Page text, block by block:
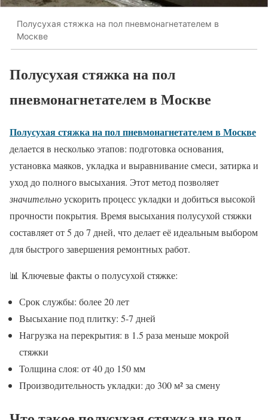
Полусухая стяжка на пол пневмонагнетателем в
Москве
Полусухая стяжка на пол
пневмонагнетателем в Москве
Полусухая стяжка на пол пневмонагнетателем в Москве
делается в несколько этапов: подготовка основания,
установка маяков, укладка и выравнивание смеси, затирка и
уход до полного высыхания. Этот метод позволяет
значительноускорить процесс укладки и добиться высокой
прочности покрытия. Время высыхания полусухой стяжки
составляет от 5 до 7 дней, что делает её идеальным выбором
для быстрого завершения ремонтных работ.
📊 Ключевые факты о полусухой стяжке:
Срок службы: более 20 лет
Высыхание под плитку: 5-7 дней
Нагрузка на перекрытия: в 1.5 раза меньше мокрой
стяжки
Толщина слоя: от 40 до 150 мм
Производительность укладки: до 300 м² за смену